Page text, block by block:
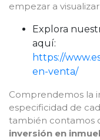
empezar a
Explora
aquí:
https://
en-venta/
Comprendemos la
especificidad de
también contamos
inversión en